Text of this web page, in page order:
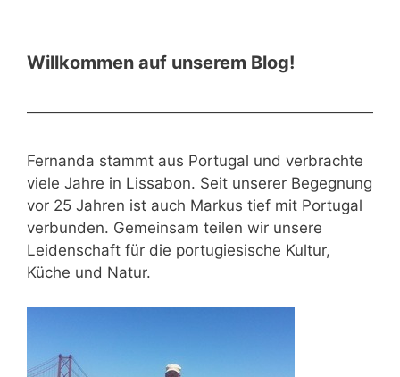
Willkommen auf unserem Blog!
Fernanda stammt aus Portugal und verbrachte
viele Jahre in Lissabon. Seit unserer Begegnung
vor 25 Jahren ist auch Markus tief mit Portugal
verbunden. Gemeinsam teilen wir unsere
Leidenschaft für die portugiesische Kultur,
Küche und Natur.